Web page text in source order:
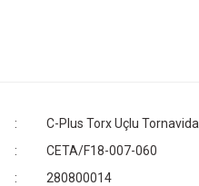
C-Plus Torx Uçlu Tornavida
CETA/F18-007-060
280800014